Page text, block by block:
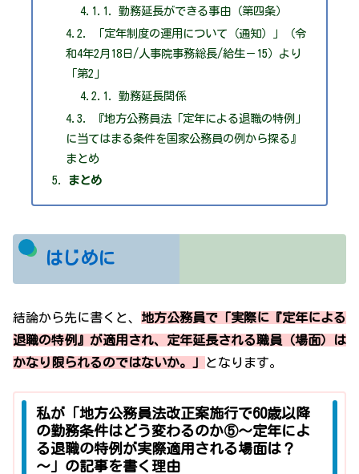
勤務延長ができる事由（第四条）
「定年制度の運用について（通知）」（令
和4年2月18日/人事院事務総長/給生－15）より
「第2」
勤務延長関係
『地方公務員法「定年による退職の特例」
に当てはまる条件を国家公務員の例から探る』
まとめ
まとめ
はじめに
結論から先に書くと、 地方公務員で「実際に『定年による
退職の特例』が適用され、定年延長される職員（場面）は
かなり限られるのではないか。」
となります。
私が「地方公務員法改正案施行で60歳以降
の勤務条件はどう変わるのか⑤～定年によ
る退職の特例が実際適用される場面は？
～」の記事を書く理由